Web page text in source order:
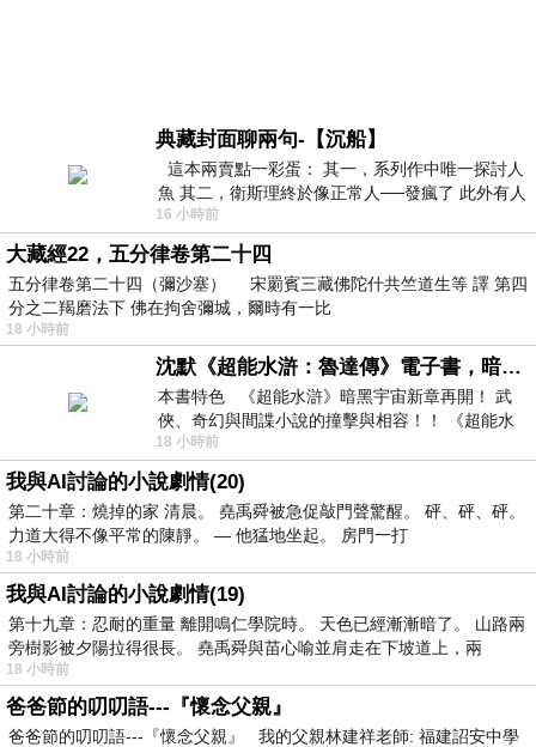
典藏封面聊兩句-【沉船】
這本兩賣點一彩蛋： 其一，系列作中唯一探討人
魚 其二，衛斯理終於像正常人──發瘋了 此外有人
在南極打死北極熊（@《地心
16 小時前
大藏經22，五分律卷第二十四
五分律卷第二十四（彌沙塞） 宋罽賓三藏佛陀什共竺道生等 譯 第四
分之二羯磨法下 佛在拘舍彌城，爾時有一比
18 小時前
沈默《超能水滸：魯達傳》電子書，暗黑宇宙新章，一一五年八月璀璨上架！
本書特色 《超能水滸》暗黑宇宙新章再開！ 武
俠、奇幻與間諜小說的撞擊與相容！！ 《超能水
滸》系列第四部變幻登場
18 小時前
我與AI討論的小說劇情(20)
第二十章：燒掉的家 清晨。 堯禹舜被急促敲門聲驚醒。 砰、砰、砰。
力道大得不像平常的陳靜。 — 他猛地坐起。 房門一打
18 小時前
我與AI討論的小說劇情(19)
第十九章：忍耐的重量 離開鳴仁學院時。 天色已經漸漸暗了。 山路兩
旁樹影被夕陽拉得很長。 堯禹舜與苗心喻並肩走在下坡道上，兩
18 小時前
爸爸節的叨叨語---『懷念父親』
爸爸節的叨叨語---『懷念父親』 我的父親林建祥老師: 福建詔安中學